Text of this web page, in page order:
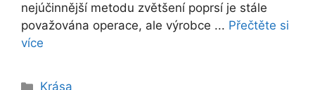
nejúčinnější metodu zvětšení poprsí je stále
považována operace, ale výrobce ... Přečtěte si
více
Rubriky
Krása